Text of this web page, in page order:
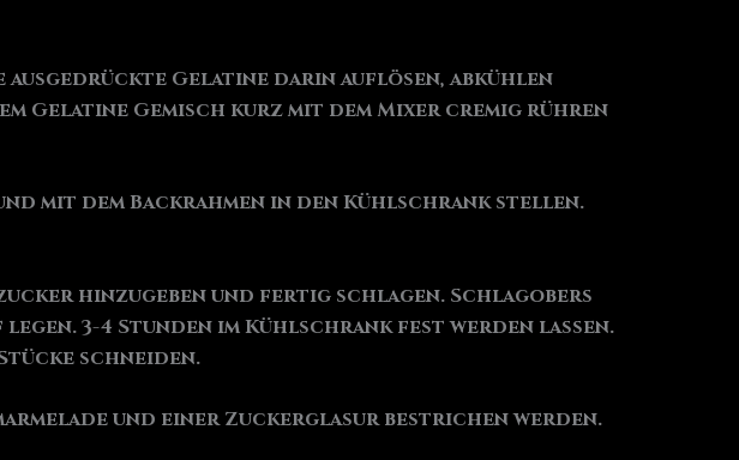
ausgedrückte Gelatine darin auflösen, abkühlen
Gelatine Gemisch kurz mit dem Mixer cremig rühren
mit dem Backrahmen in den Kühlschrank stellen.
hinzugeben und fertig schlagen. Schlagobers
3-4 Stunden im Kühlschrank fest werden lassen.
schneiden.
und einer Zuckerglasur bestrichen werden.